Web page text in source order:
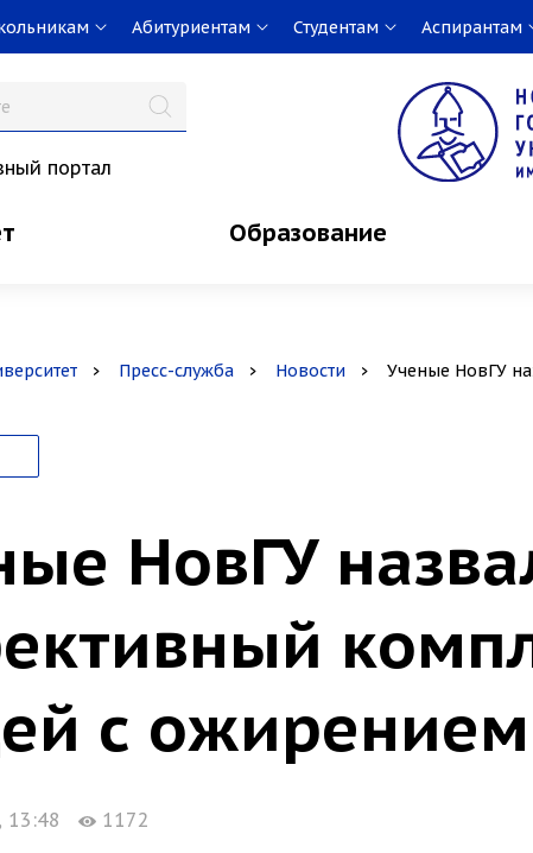
Абитуриентам Студентам Аспирантам
портал
Образование
Пресс-служба Новости Ученые НовГУ
НовГУ
с ожирением
13:48 1172